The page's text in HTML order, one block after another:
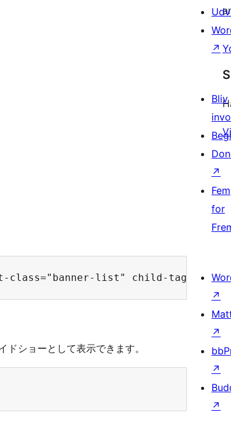
ショーとして表示できます。
↗
Bliv
↗
Fem
for
↗
↗
↗
↗